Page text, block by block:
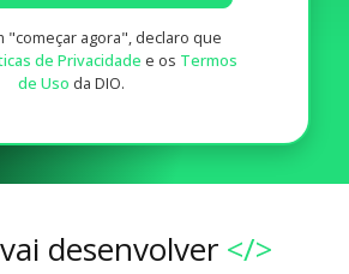
"começar agora", declaro que
de Privacidade e os Termos
de Uso da DIO.
desenvolver </>